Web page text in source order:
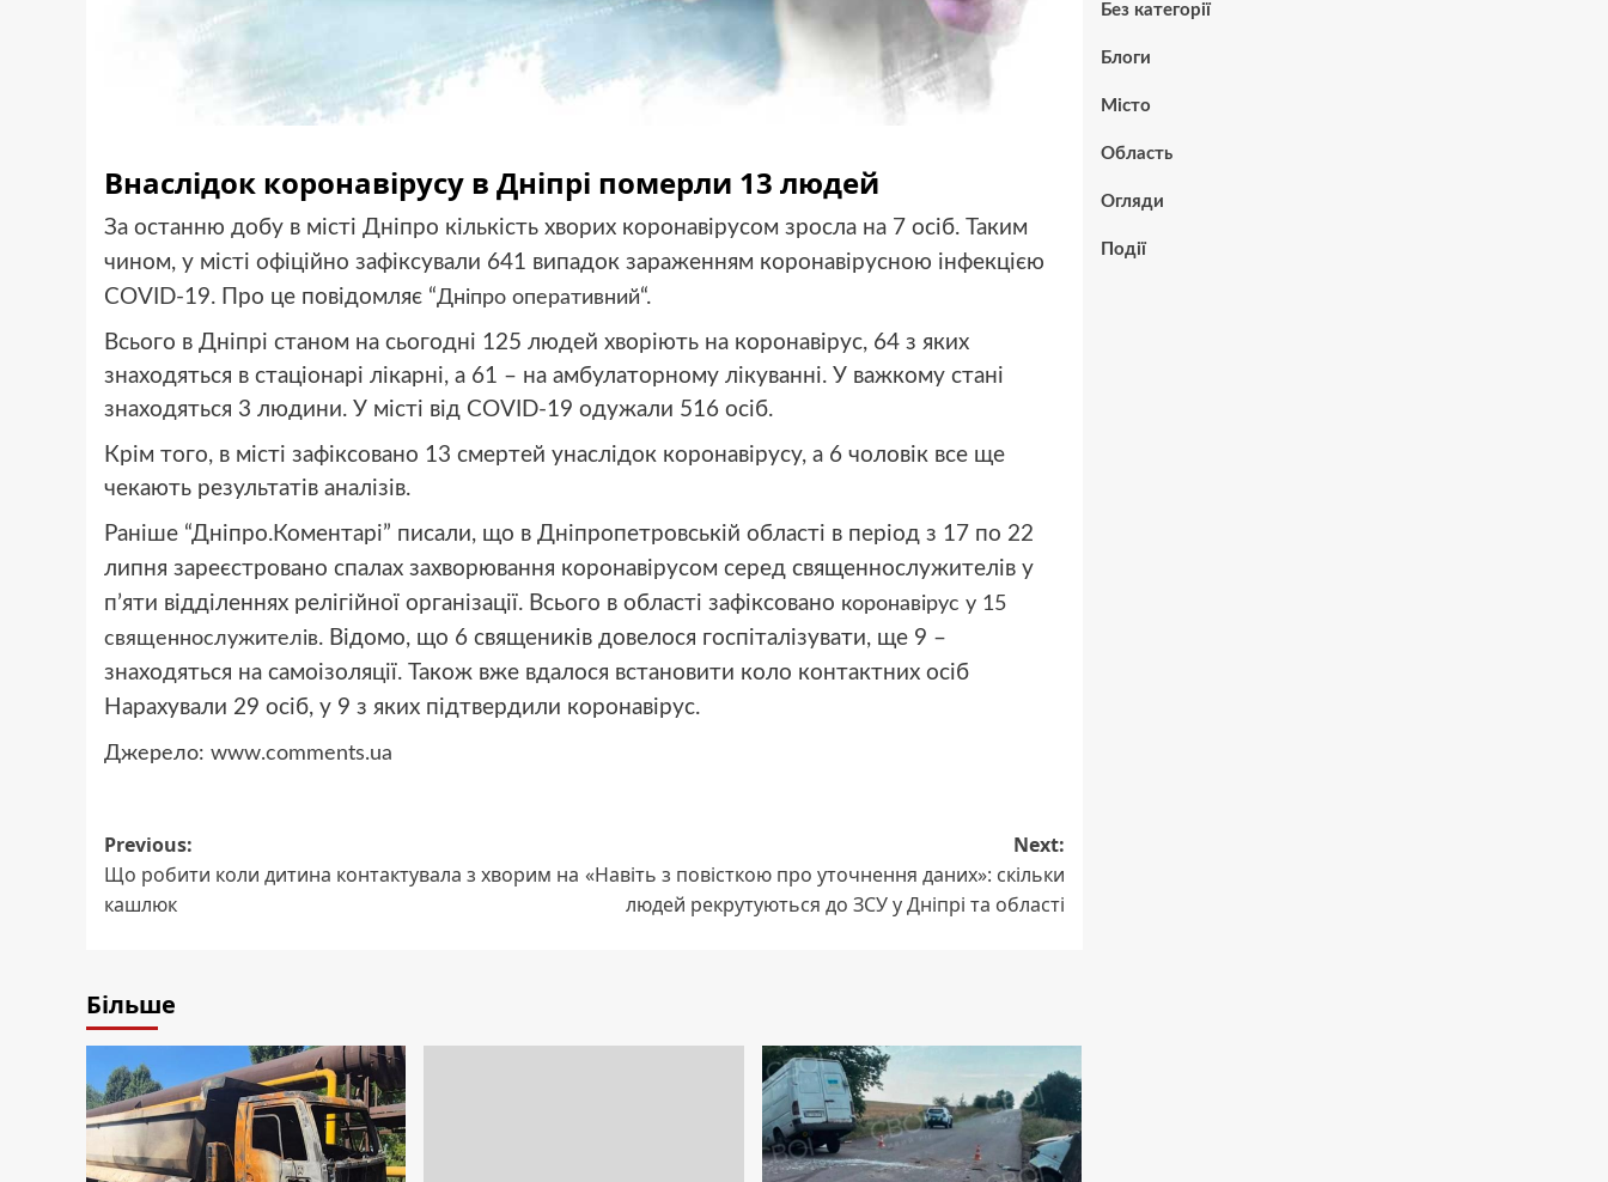
Внаслідок коронавірусу в Дніпрі померли 13 людей
За останню добу в місті Дніпро кількість хворих коронавірусом зросла на 7 осіб. Таким
чином, у місті офіційно зафіксували 641 випадок зараженням коронавірусною інфекцією
COVID-19. Про це повідомляє “Дніпро оперативний“.
Всього в Дніпрі станом на сьогодні 125 людей хворіють на коронавірус, 64 з яких
знаходяться в стаціонарі лікарні, а 61 – на амбулаторному лікуванні. У важкому стані
знаходяться 3 людини. У місті від COVID-19 одужали 516 осіб.
Крім того, в місті зафіксовано 13 смертей унаслідок коронавірусу, а 6 чоловік все ще
чекають результатів аналізів.
Раніше “Дніпро.Коментарі” писали, що в Дніпропетровській області в період з 17 по 22
липня зареєстровано спалах захворювання коронавірусом серед священнослужителів у
п’яти відділеннях релігійної організації. Всього в області зафіксовано коронавірус у 15
священнослужителів. Відомо, що 6 священиків довелося госпіталізувати, ще 9 –
знаходяться на самоізоляції. Також вже вдалося встановити коло контактних осіб
Нарахували 29 осіб, у 9 з яких підтвердили коронавірус.
Джерело: www.comments.ua
Post
navigation
Previous:
Що робити коли дитина контактувала з хворим на
кашлюк
Next:
«Навіть з повісткою про уточнення даних»: скільки
людей рекрутуються до ЗСУ у Дніпрі та області
Більше
Без категорії
Блоги
Місто
Область
Огляди
Події